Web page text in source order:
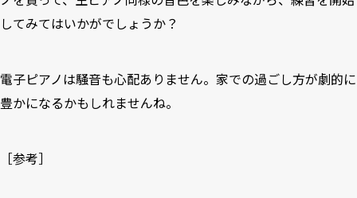
してみてはいかがでしょうか？
電子ピアノは騒音も心配ありません。家での過ごし方が劇的に
豊かになるかもしれませんね。
［参考］